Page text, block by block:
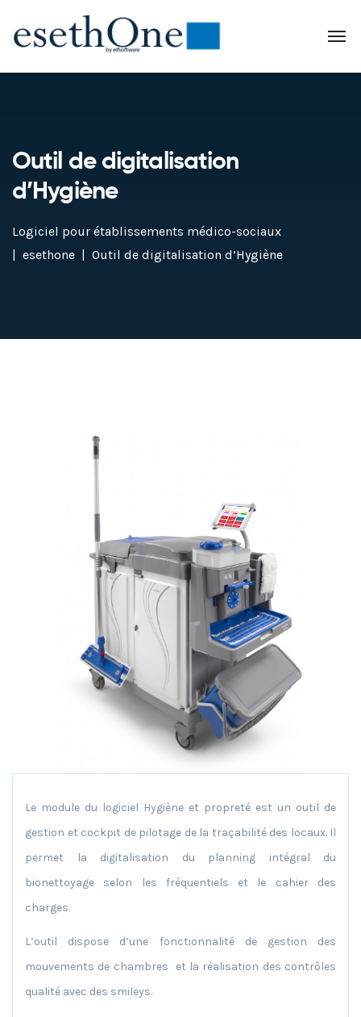
Outil de digitalisation
d’Hygiène
Logiciel pour établissements médico-sociaux
esethone
Outil de digitalisation d’Hygiène
Le module du logiciel Hygiène et propreté est un outil de
gestion et cockpit de pilotage de la traçabilité des locaux. Il
permet la digitalisation du planning intégral du
bionettoyage selon les fréquentiels et le cahier des
charges.
L’outil dispose d’une fonctionnalité de gestion des
mouvements de chambres et la réalisation des contrôles
qualité avec des smileys.